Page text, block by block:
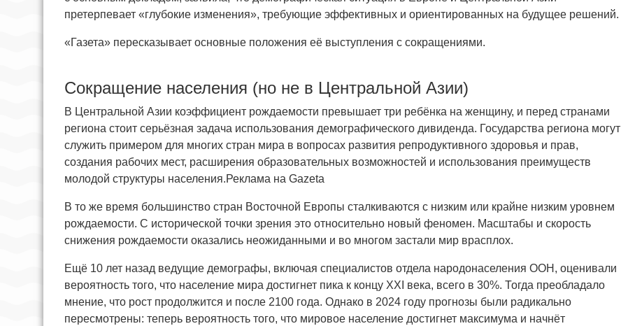
претерпевает «глубокие изменения», требующие эффективных и ориентированных на будущее решений.
«Газета» пересказывает основные положения её выступления с сокращениями.
Сокращение населения (но не в Центральной Азии)
В Центральной Азии коэффициент рождаемости превышает три ребёнка на женщину, и перед странами
региона стоит серьёзная задача использования демографического дивиденда. Государства региона могут
служить примером для многих стран мира в вопросах развития репродуктивного здоровья и прав,
создания рабочих мест, расширения образовательных возможностей и использования преимуществ
молодой структуры населения.Реклама на Gazeta
В то же время большинство стран Восточной Европы сталкиваются с низким или крайне низким уровнем
рождаемости. С исторической точки зрения это относительно новый феномен. Масштабы и скорость
снижения рождаемости оказались неожиданными и во многом застали мир врасплох.
Ещё 10 лет назад ведущие демографы, включая специалистов отдела народонаселения ООН, оценивали
вероятность того, что население мира достигнет пика к концу XXI века, всего в 30%. Тогда преобладало
мнение, что рост продолжится и после 2100 года. Однако в 2024 году прогнозы были радикально
пересмотрены: теперь вероятность того, что мировое население достигнет максимума и начнёт